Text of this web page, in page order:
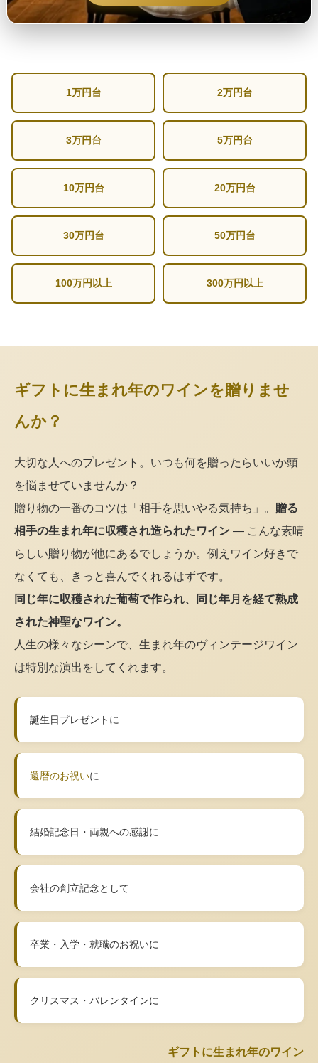
1万円台 2万円台
3万円台 5万円台
10万円台 20万円台
30万円台 50万円台
100万円以上 300万円以上
ギフトに生まれ年のワインを贈りませ
んか？
大切な人へのプレゼント。いつも何を贈ったらいいか頭
を悩ませていませんか？
贈り物の一番のコツは「相手を思いやる気持ち」。 贈る
相手の生まれ年に収穫され造られたワイン — こんな素晴
らしい贈り物が他にあるでしょうか。例えワイン好きで
なくても、きっと喜んでくれるはずです。
同じ年に収穫された葡萄で作られ、同じ年月を経て熟成
された神聖なワイン。
人生の様々なシーンで、生まれ年のヴィンテージワイン
は特別な演出をしてくれます。
誕生日プレゼントに
還暦のお祝いに
結婚記念日・両親への感謝に
会社の創立記念として
卒業・入学・就職のお祝いに
クリスマス・バレンタインに
ギフトに生まれ年のワイン